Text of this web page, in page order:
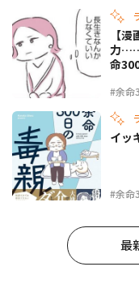
#余命
【
力……
命
#余命
イッ
最